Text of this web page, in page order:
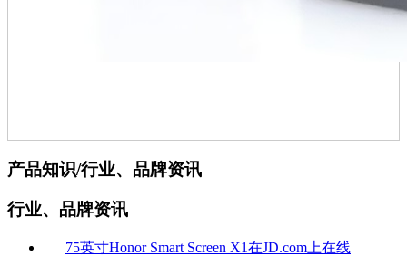
产品知识/行业、品牌资讯
行业、品牌资讯
75英寸Honor Smart Screen X1在JD.com上在线